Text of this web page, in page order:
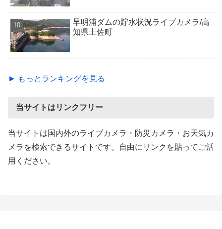
早明浦ダムの貯水状況ライブカメラ/高
知県土佐町
► もっとランキングを見る
当サイトはリンクフリー
当サイトは国内外のライブカメラ・防災カメラ・お天気カ
メラを検索できるサイトです。自由にリンクを貼ってご活
用ください。